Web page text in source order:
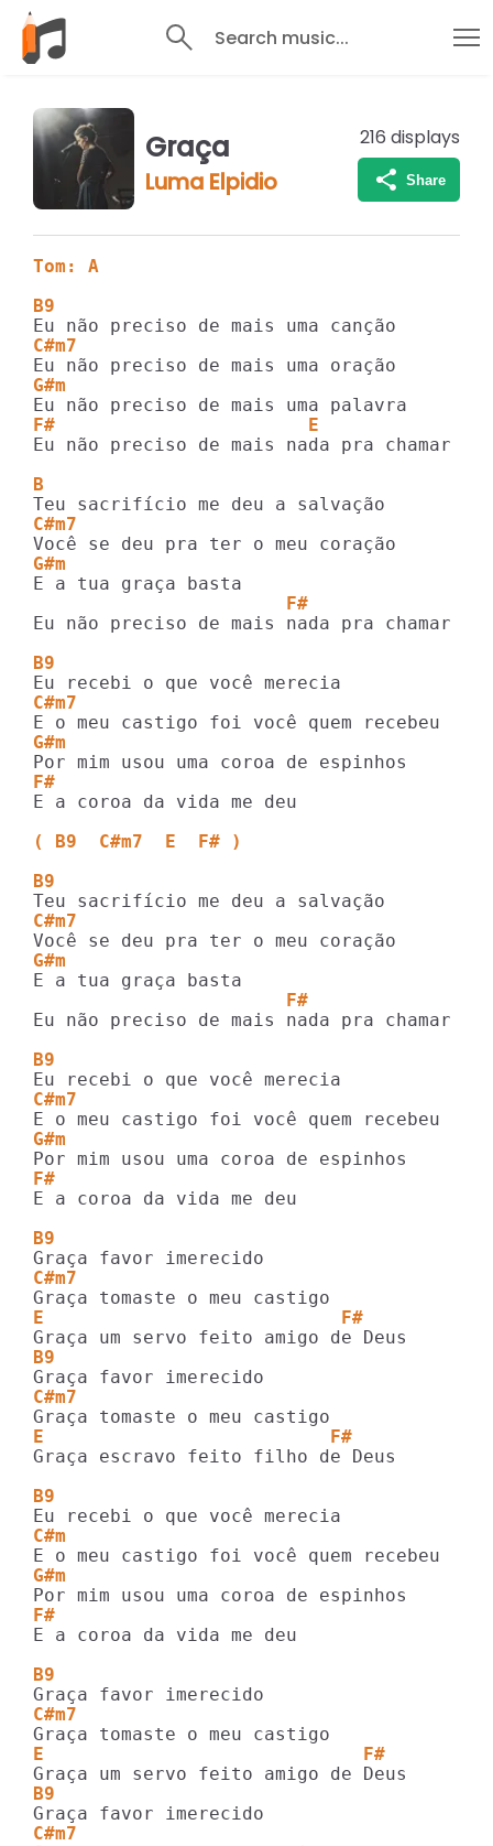
Search music...
Graça
Luma Elpidio
216 displays
Share
Tom: A
B9
C#m7
G#m
F#                       E
Eu não preciso de mais nada pra chamar
B
C#m7
G#m
                       F#
Eu não preciso de mais nada pra chamar
B9
C#m7
G#m
F#
E a coroa da vida me deu
( B9  C#m7  E  F# )
B9
C#m7
G#m
                       F#
Eu não preciso de mais nada pra chamar
B9
C#m7
G#m
F#
E a coroa da vida me deu
B9
C#m7
E                           F#
B9
C#m7
E                          F#
Graça escravo feito filho de Deus
B9
C#m
G#m
F#
E a coroa da vida me deu
B9
C#m7
E                             F#
B9
C#m7